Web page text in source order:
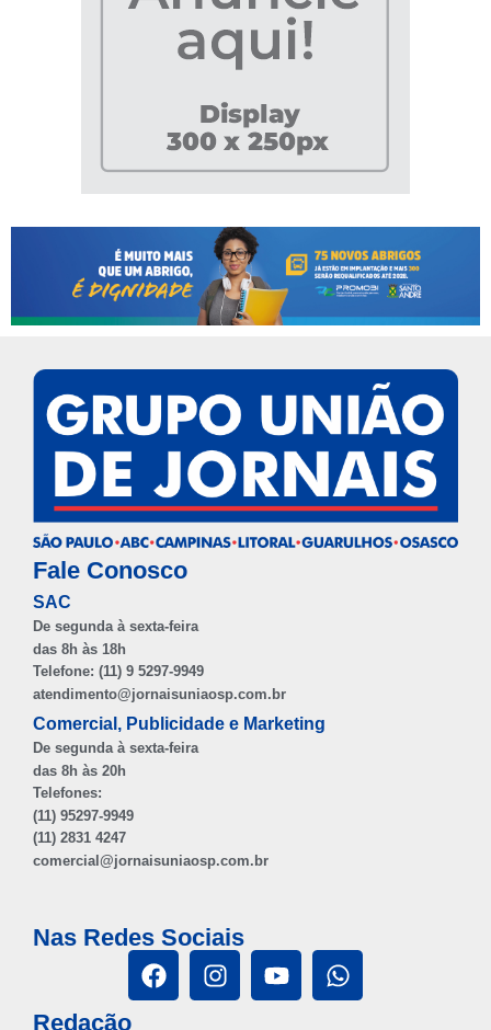
Fale Conosco
SAC
De segunda à sexta-feira
das 8h às 18h
Telefone: (11) 9 5297-9949
atendimento@jornaisuniaosp.com.br
Comercial, Publicidade e Marketing
De segunda à sexta-feira
das 8h às 20h
Telefones:
(11) 95297-9949
(11) 2831 4247
comercial@jornaisuniaosp.com.br
Nas Redes Sociais
Redação